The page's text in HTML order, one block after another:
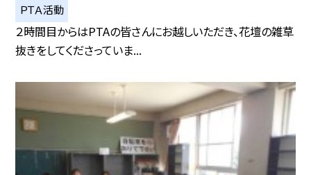
ＰＴＡ活動
２時間目からはPTAの皆さんにお越しいただき、花壇の雑草
抜きをしてくださっていま...